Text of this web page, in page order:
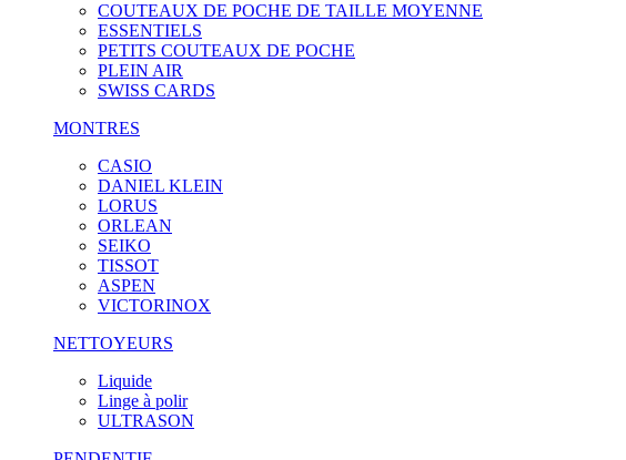
COUTEAUX DE POCHE DE TAILLE MOYENNE
ESSENTIELS
PETITS COUTEAUX DE POCHE
PLEIN AIR
SWISS CARDS
MONTRES
CASIO
DANIEL KLEIN
LORUS
ORLEAN
SEIKO
TISSOT
ASPEN
VICTORINOX
NETTOYEURS
Liquide
Linge à polir
ULTRASON